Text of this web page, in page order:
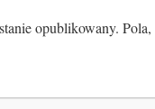
opublikowany.